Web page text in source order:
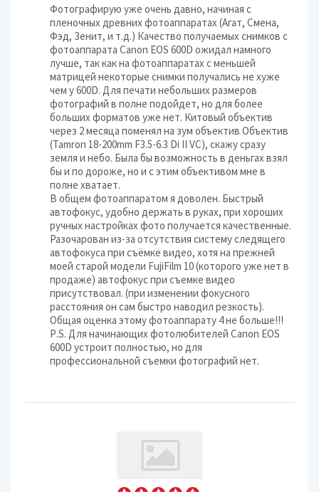
Фотографирую уже очень давно, начиная с
пленочных древних фотоаппаратах (Агат, Смена,
Фэд, Зенит, и т.д.) Качество получаемых снимков с
фотоаппарата Canon EOS 600D ожидал намного
лучше, так как на фотоаппаратах с меньшей
матрицей некоторые снимки получались не хуже
чем у 600D. Для печати небольших размеров
фотографий в полне подойдет, но для более
больших форматов уже нет. Китовый объектив
через 2 месяца поменял на зум объектив Объектив
(Tamron 18-200mm F3.5-6.3 Di II VC), скажу сразу
земля и небо. Была бы возможность в деньгах взял
бы и по дороже, но и с этим объективом мне в
полне хватает.
В общем фотоаппаратом я доволен. Быстрый
автофокус, удобно держать в руках, при хороших
ручных настройках фото получается качественные.
Разочарован из-за отсутствия систему следящего
автофокуса при съёмке видео, хотя на прежней
моей старой модели FujiFilm 10 (которого уже нет в
продаже) автофокус при съемке видео
присутствовал. (при изменении фокусного
расстояния он сам быстро наводил резкость).
Общая оценка этому фотоаппарату 4 не больше!!!
Р.S. Для начинающих фотолюбителей Canon EOS
600D устроит полностью, но для
профессиональной съемки фотографий нет.